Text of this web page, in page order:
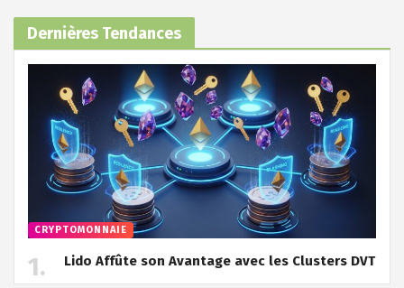
Dernières Tendances
CRYPTOMONNAIE
Lido Affûte son Avantage avec les Clusters DVT